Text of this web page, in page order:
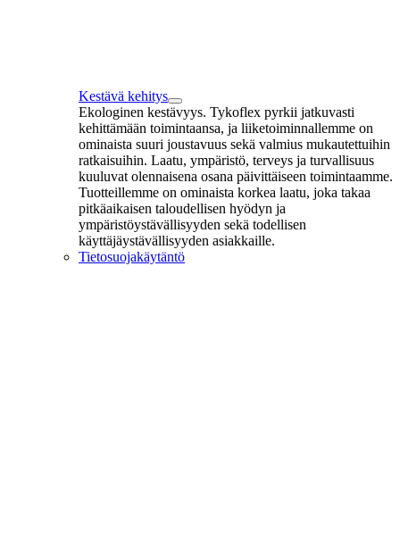
Kestävä kehitys
Ekologinen kestävyys. Tykoflex pyrkii jatkuvasti
kehittämään toimintaansa, ja liiketoiminnallemme on
ominaista suuri joustavuus sekä valmius mukautettuihin
ratkaisuihin. Laatu, ympäristö, terveys ja turvallisuus
kuuluvat olennaisena osana päivittäiseen toimintaamme.
Tuotteillemme on ominaista korkea laatu, joka takaa
pitkäaikaisen taloudellisen hyödyn ja
ympäristöystävällisyyden sekä todellisen
käyttäjäystävällisyyden asiakkaille.
Tietosuojakäytäntö